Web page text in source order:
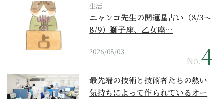
生活
ニャンコ先生の開運星占い（8/3～
8/9）獅子座、乙女座…
2026/08/03
No.
最先端の技術と技術者たちの熱い
気持ちによって作られているオー